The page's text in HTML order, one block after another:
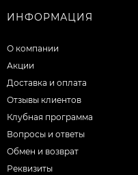
ИНФОРМАЦИЯ
О компании
Акции
Доставка и оплата
Отзывы клиентов
Клубная программа
Вопросы и ответы
Обмен и возврат
Реквизиты